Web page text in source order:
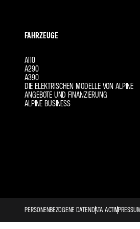
FAHRZEUGE
A110
A290
A390
DIE ELEKTRISCHEN MODELLE VON ALPINE
ANGEBOTE UND FINANZIERUNG
ALPINE BUSINESS
PERSONENBEZOGENE DATENDATA ACT